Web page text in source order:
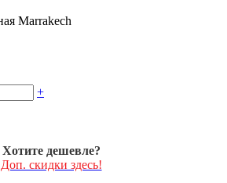
Marrakech
+
Хотите дешевле?
Доп. скидки здесь!